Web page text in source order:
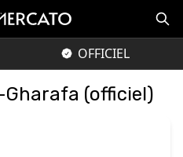
OFFICIEL
(officiel)